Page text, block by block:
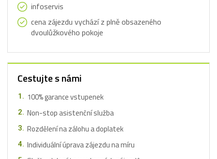
infoservis
cena zájezdu vychází z plně obsazeného
dvoulůžkového pokoje
Cestujte s námi
100% garance vstupenek
Non-stop asistenční služba
Rozdělení na zálohu a doplatek
Individuální úprava zájezdu na míru